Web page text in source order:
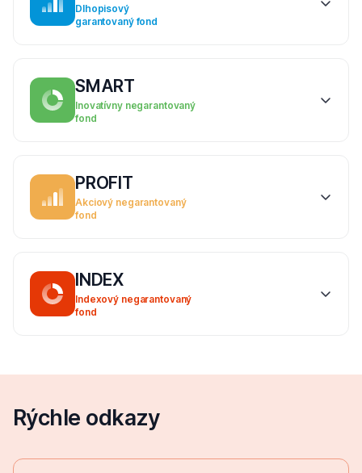
Dlhopisový
garantovaný fond
SMART
Inovatívny negarantovaný
fond
PROFIT
Akciový negarantovaný
fond
INDEX
Indexový negarantovaný
fond
Rýchle odkazy